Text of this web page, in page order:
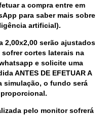
a compra entre em
para saber mais sobre
artificial).
2,00x2,00 serão ajustados
cortes laterais na
e solicite uma
ANTES DE EFETUAR A
simulação, o fundo será
pelo monitor sofrerá